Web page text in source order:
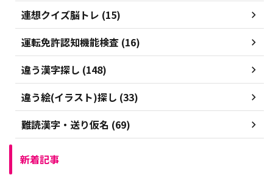
連想クイズ脳トレ (15)
運転免許認知機能検査 (16)
違う漢字探し (148)
違う絵(イラスト)探し (33)
難読漢字・送り仮名 (69)
新着記事